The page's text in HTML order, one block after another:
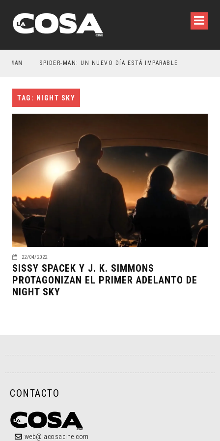
SPIDER-MAN: UN NUEVO DÍA ESTÁ IMPARABLE
TAG: NIGHT SKY
22/04/2022
SISSY SPACEK Y J. K. SIMMONS
PROTAGONIZAN EL PRIMER ADELANTO DE
NIGHT SKY
CONTACTO
web@lacosacine.com